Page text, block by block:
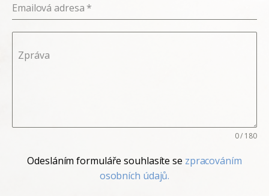
Emailová adresa *
Zpráva
0 / 180
Odesláním formuláře souhlasíte se zpracováním
osobních údajů.